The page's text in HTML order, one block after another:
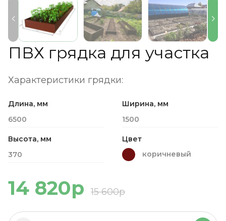
ПВХ грядка для участка
Характеристики грядки:
Длина, мм
6500
Ширина, мм
1500
Высота, мм
370
Цвет
коричневый
14 820р 15 600р